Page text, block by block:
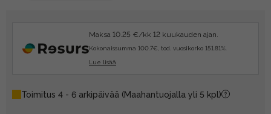
Maksa 10.25 €/kk 12 kuukauden ajan.
Kokonaissumma 100.7€, tod. vuosikorko 151.81%.
Lue lisää
Toimitus 4 - 6 arkipäivää (Maahantuojalla yli 5 kpl)